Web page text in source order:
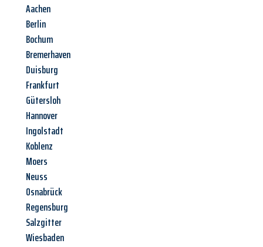
Aachen
Berlin
Bochum
Bremerhaven
Duisburg
Frankfurt
Gütersloh
Hannover
Ingolstadt
Koblenz
Moers
Neuss
Osnabrück
Regensburg
Salzgitter
Wiesbaden